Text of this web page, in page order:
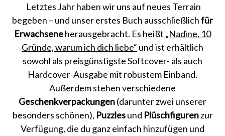
Letztes Jahr haben wir uns auf neues Terrain
begeben – und unser erstes Buch ausschließlichfür
Erwachseneherausgebracht. Es heißt „Nadine, 10
Gründe, warum ich dich liebe“ und ist erhältlich
sowohl als preisgünstigste Softcover- als auch
Hardcover-Ausgabe mit robustem Einband.
Außerdem stehen verschiedene
Geschenkverpackungen(darunter zwei unserer
besonders schönen), Puzzlesund Plüschfigurenzur
Verfügung, die du ganz einfach hinzufügen und